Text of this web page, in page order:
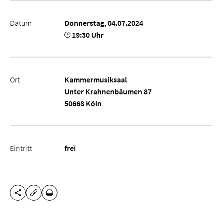
Datum
Donnerstag, 04.07.2024
19:30 Uhr
Ort
Kammermusiksaal
Unter Krahnenbäumen 87
50668 Köln
Eintritt frei
DIESE SEITE TEILEN
URL KOPIEREN
DRUCKEN